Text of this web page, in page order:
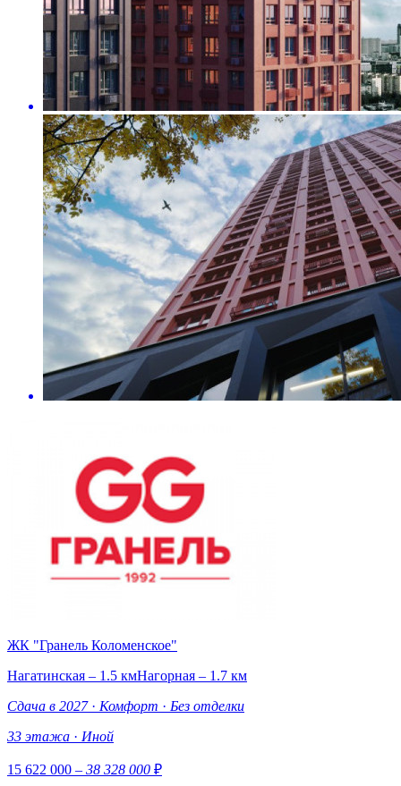
ЖК "Гранель Коломенское"
Нагатинская – 1.5 кмНагорная – 1.7 км
Сдача в 2027 · Комфорт · Без отделки
33 этажа · Иной
15 622 000 – 38 328 000 ₽